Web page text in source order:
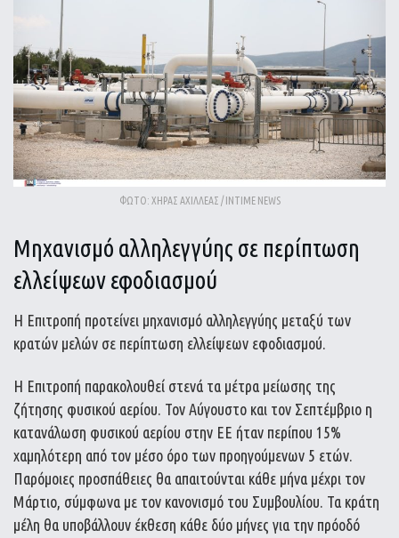
ΦΩΤΟ: ΧΗΡΑΣ ΑΧΙΛΛΕΑΣ / INTIME NEWS
Μηχανισμό αλληλεγγύης σε περίπτωση
ελλείψεων εφοδιασμού
Η Επιτροπή προτείνει μηχανισμό αλληλεγγύης μεταξύ των
κρατών μελών σε περίπτωση ελλείψεων εφοδιασμού.
Η Επιτροπή παρακολουθεί στενά τα μέτρα μείωσης της
ζήτησης φυσικού αερίου. Τον Αύγουστο και τον Σεπτέμβριο η
κατανάλωση φυσικού αερίου στην ΕΕ ήταν περίπου 15%
χαμηλότερη από τον μέσο όρο των προηγούμενων 5 ετών.
Παρόμοιες προσπάθειες θα απαιτούνται κάθε μήνα μέχρι τον
Μάρτιο, σύμφωνα με τον κανονισμό του Συμβουλίου. Τα κράτη
μέλη θα υποβάλλουν έκθεση κάθε δύο μήνες για την πρόοδό